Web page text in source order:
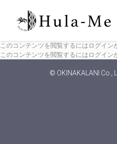
このコンテンツを閲覧するにはログイン
このコンテンツを閲覧するにはログイン
© OKINAKALANI Co.,